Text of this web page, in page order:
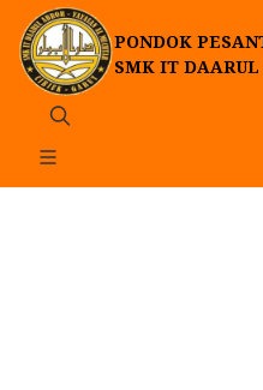
PONDOK
SMK IT DAARUL